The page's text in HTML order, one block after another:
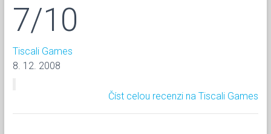
7/10
Tiscali Games
8. 12. 2008
Číst celou recenzi na Tiscali Games